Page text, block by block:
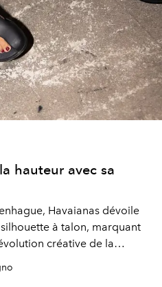
hauteur avec sa
Havaianas dévoile
à talon, marquant
créative de la